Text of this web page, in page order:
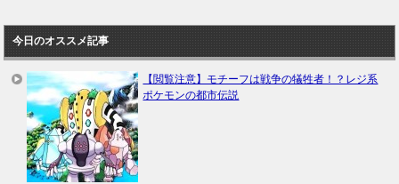
今日のオススメ記事
【閲覧注意】モチーフは戦争の犠牲者！？レジ系
ポケモンの都市伝説